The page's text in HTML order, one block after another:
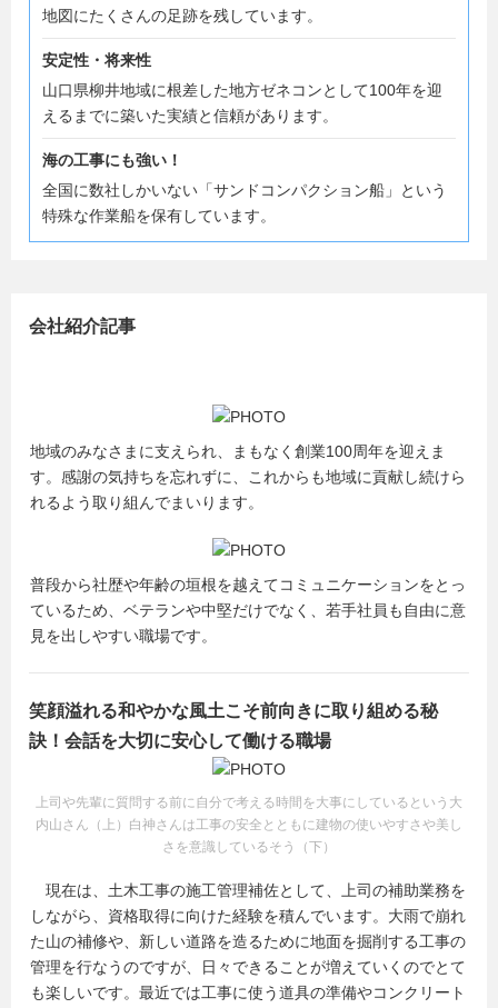
地図にたくさんの足跡を残しています。
安定性・将来性
山口県柳井地域に根差した地方ゼネコンとして100年を迎
えるまでに築いた実績と信頼があります。
海の工事にも強い！
全国に数社しかいない「サンドコンパクション船」という
特殊な作業船を保有しています。
会社紹介記事
地域のみなさまに支えられ、まもなく創業100周年を迎えま
す。感謝の気持ちを忘れずに、これからも地域に貢献し続けら
れるよう取り組んでまいります。
普段から社歴や年齢の垣根を越えてコミュニケーションをとっ
ているため、ベテランや中堅だけでなく、若手社員も自由に意
見を出しやすい職場です。
笑顔溢れる和やかな風土こそ前向きに取り組める秘
訣！会話を大切に安心して働ける職場
上司や先輩に質問する前に自分で考える時間を大事にしているという大
内山さん（上）白神さんは工事の安全とともに建物の使いやすさや美し
さを意識しているそう（下）
現在は、土木工事の施工管理補佐として、上司の補助業務を
しながら、資格取得に向けた経験を積んでいます。大雨で崩れ
た山の補修や、新しい道路を造るために地面を掘削する工事の
管理を行なうのですが、日々できることが増えていくのでとて
も楽しいです。最近では工事に使う道具の準備やコンクリート